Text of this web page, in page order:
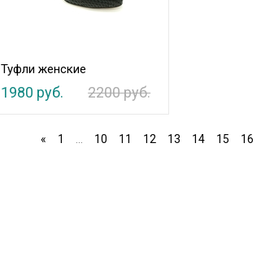
Туфли женские
1980 руб. 2200 руб.
« 1 10 11 12 13 14 15 16